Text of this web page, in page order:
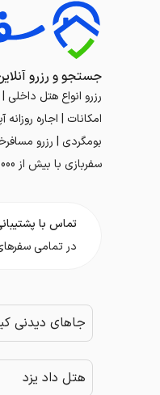
جستجو و رزرو
رزرو انواع هتل داخلی
امکانات | اجاره
بومگردی | رزرو
سفربازی با بیش از 5000 اقامتگاه فعال
تماس با
در تمامی سفر‌های شما، همه
جاهای دیدنی
هتل داد یزد